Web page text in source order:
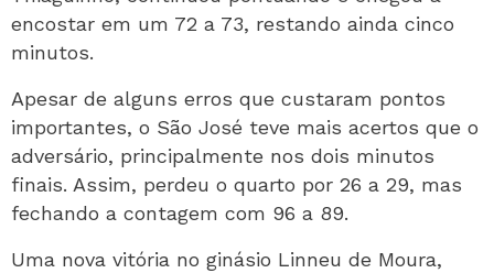
encostar em um 72 a 73, restando ainda cinco
minutos.
Apesar de alguns erros que custaram pontos
importantes, o São José teve mais acertos que o
adversário, principalmente nos dois minutos
finais. Assim, perdeu o quarto por 26 a 29, mas
fechando a contagem com 96 a 89.
Uma nova vitória no ginásio Linneu de Moura,